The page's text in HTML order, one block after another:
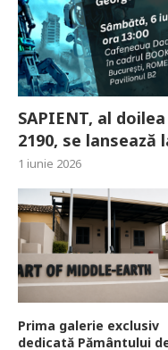
SAPIENT, al
2190, se lansează
1 iunie 2026
Prima galerie exclusiv
dedicată Pământului